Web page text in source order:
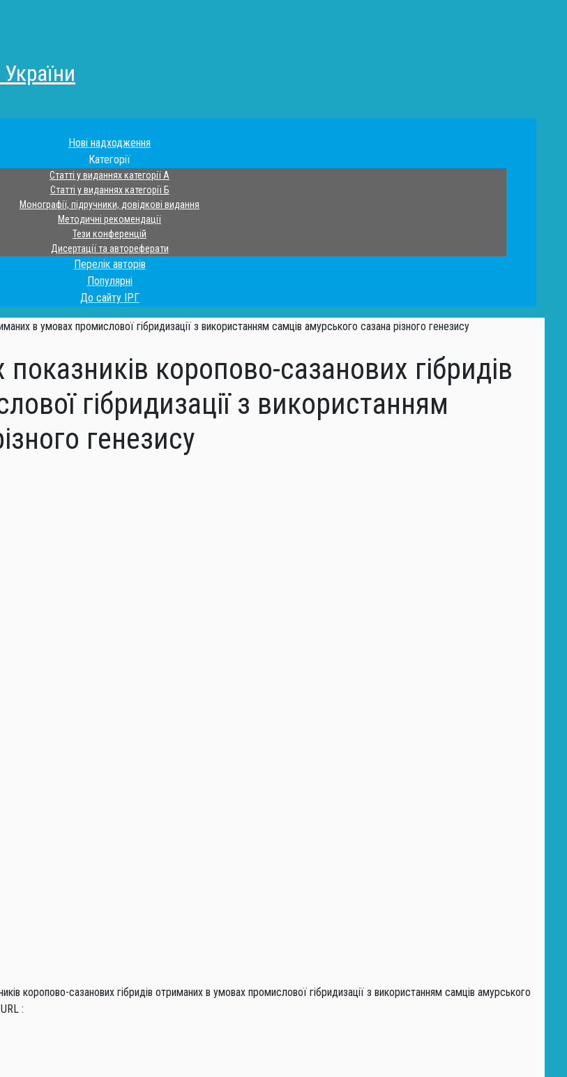
Нові надходження
Категорії
Статті у виданнях категорії А
Статті у виданнях категорії Б
Монографії, підручники, довідкові видання
Методичні рекомендації
Тези конференцій
Дисертації та автореферати
Перелік авторів
Популярні
До сайту ІРГ
показників коропово-сазанових гібридів
гібридизації з використанням
генезису
коропово-сазанових гібридів отриманих в умовах промислової гібридизації з використанням самців амурського
: